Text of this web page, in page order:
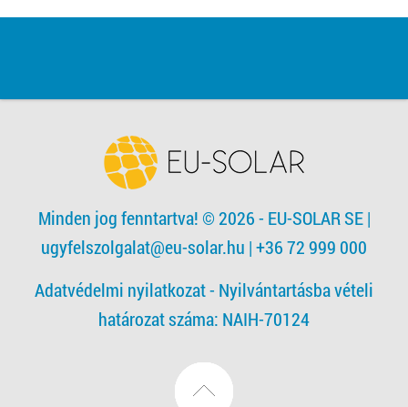
Minden jog fenntartva! © 2026 - EU-SOLAR SE|
ugyfelszolgalat@eu-solar.hu | +36 72 999 000
Adatvédelmi nyilatkozat - Nyilvántartásba vételi
határozat száma: NAIH-70124